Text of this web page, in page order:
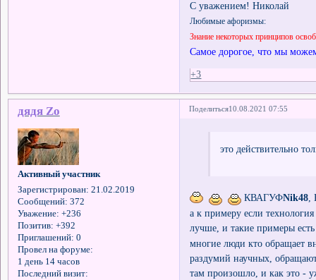
С уважением! Николай
Любимые афоризмы:
Знание некоторых принципов
Самое дорогое, что мы
+3
Поделиться10.08.2021 07:55
дядя Zo
Активный участник
Зарегистрирован: 21.02.2019
Сообщений: 372
Уважение: +236
Позитив: +392
Приглашений: 0
Провел на форуме:
1 день 14 часов
Последний визит:
это действительно
КВАГУФNik48
а к примеру если
лучше, и такие примеры
многие люди кто обращает
раздумий научных,
там произошло, и как это -